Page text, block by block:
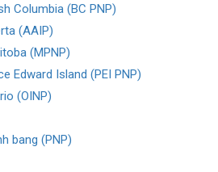
Columbia (BC PNP)
(AAIP)
(MPNP)
Edward Island (PEI PNP)
(OINP)
bang (PNP)